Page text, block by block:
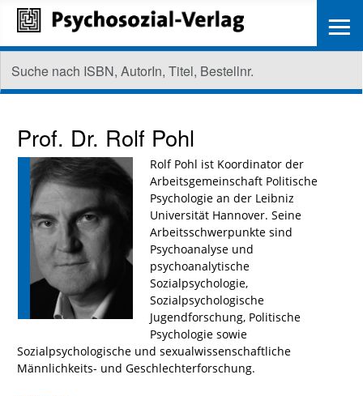
Prof. Dr. Rolf Pohl
Rolf Pohl ist Koordinator der
Arbeitsgemeinschaft Politische
Psychologie an der Leibniz
Universität Hannover. Seine
Arbeitsschwerpunkte sind
Psychoanalyse und
psychoanalytische
Sozialpsychologie,
Sozialpsychologische
Jugendforschung, Politische
Psychologie sowie
Sozialpsychologische und sexualwissenschaftliche
Männlichkeits- und Geschlechterforschung.
≡